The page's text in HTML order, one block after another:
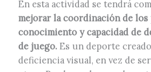
En esta actividad se tendrá
mejorar la coordinación de
conocimiento y capacidad de
de juego. Es un deporte
deficiencia visual, en vez de